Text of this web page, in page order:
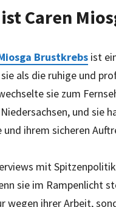
Caren
Brustkrebs ist
als die ruhige und
sie zum
und sie
und ihrem sicheren
mit
sie im Rampenlicht
wegen ihrer Arbeit,